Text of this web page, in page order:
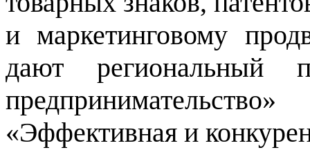
и маркетинговому
дают региональный
«Эффективная и